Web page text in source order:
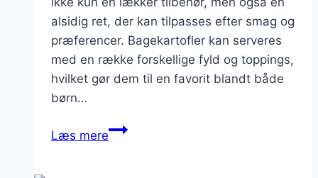
alsidig ret, der kan tilpasses efter smag og
præferencer. Bagekartofler kan serveres
med en række forskellige fyld og toppings,
hvilket gør dem til en favorit blandt både
børn…
Læs mereBagekartofler